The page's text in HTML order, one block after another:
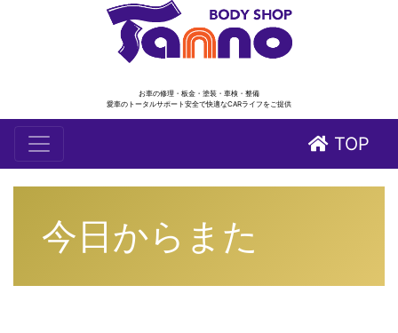
お車の修理・板金・塗装・車検・整備
愛車のトータルサポート安全で快適なCARライフをご提供
TOP
今日からまた